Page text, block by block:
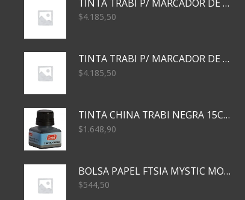
TINTA TRABI P/ MARCADOR DE PIZARRA x30ml AZUL
$4.185,50
TINTA TRABI P/ MARCADOR DE PIZARRA x30ml ROJO
$4.185,50
TINTA CHINA TRABI NEGRA 15CC TR3460
$1.648,90
BOLSA PAPEL FTSIA MYSTIC MONKEY 14/08/20
$544,50